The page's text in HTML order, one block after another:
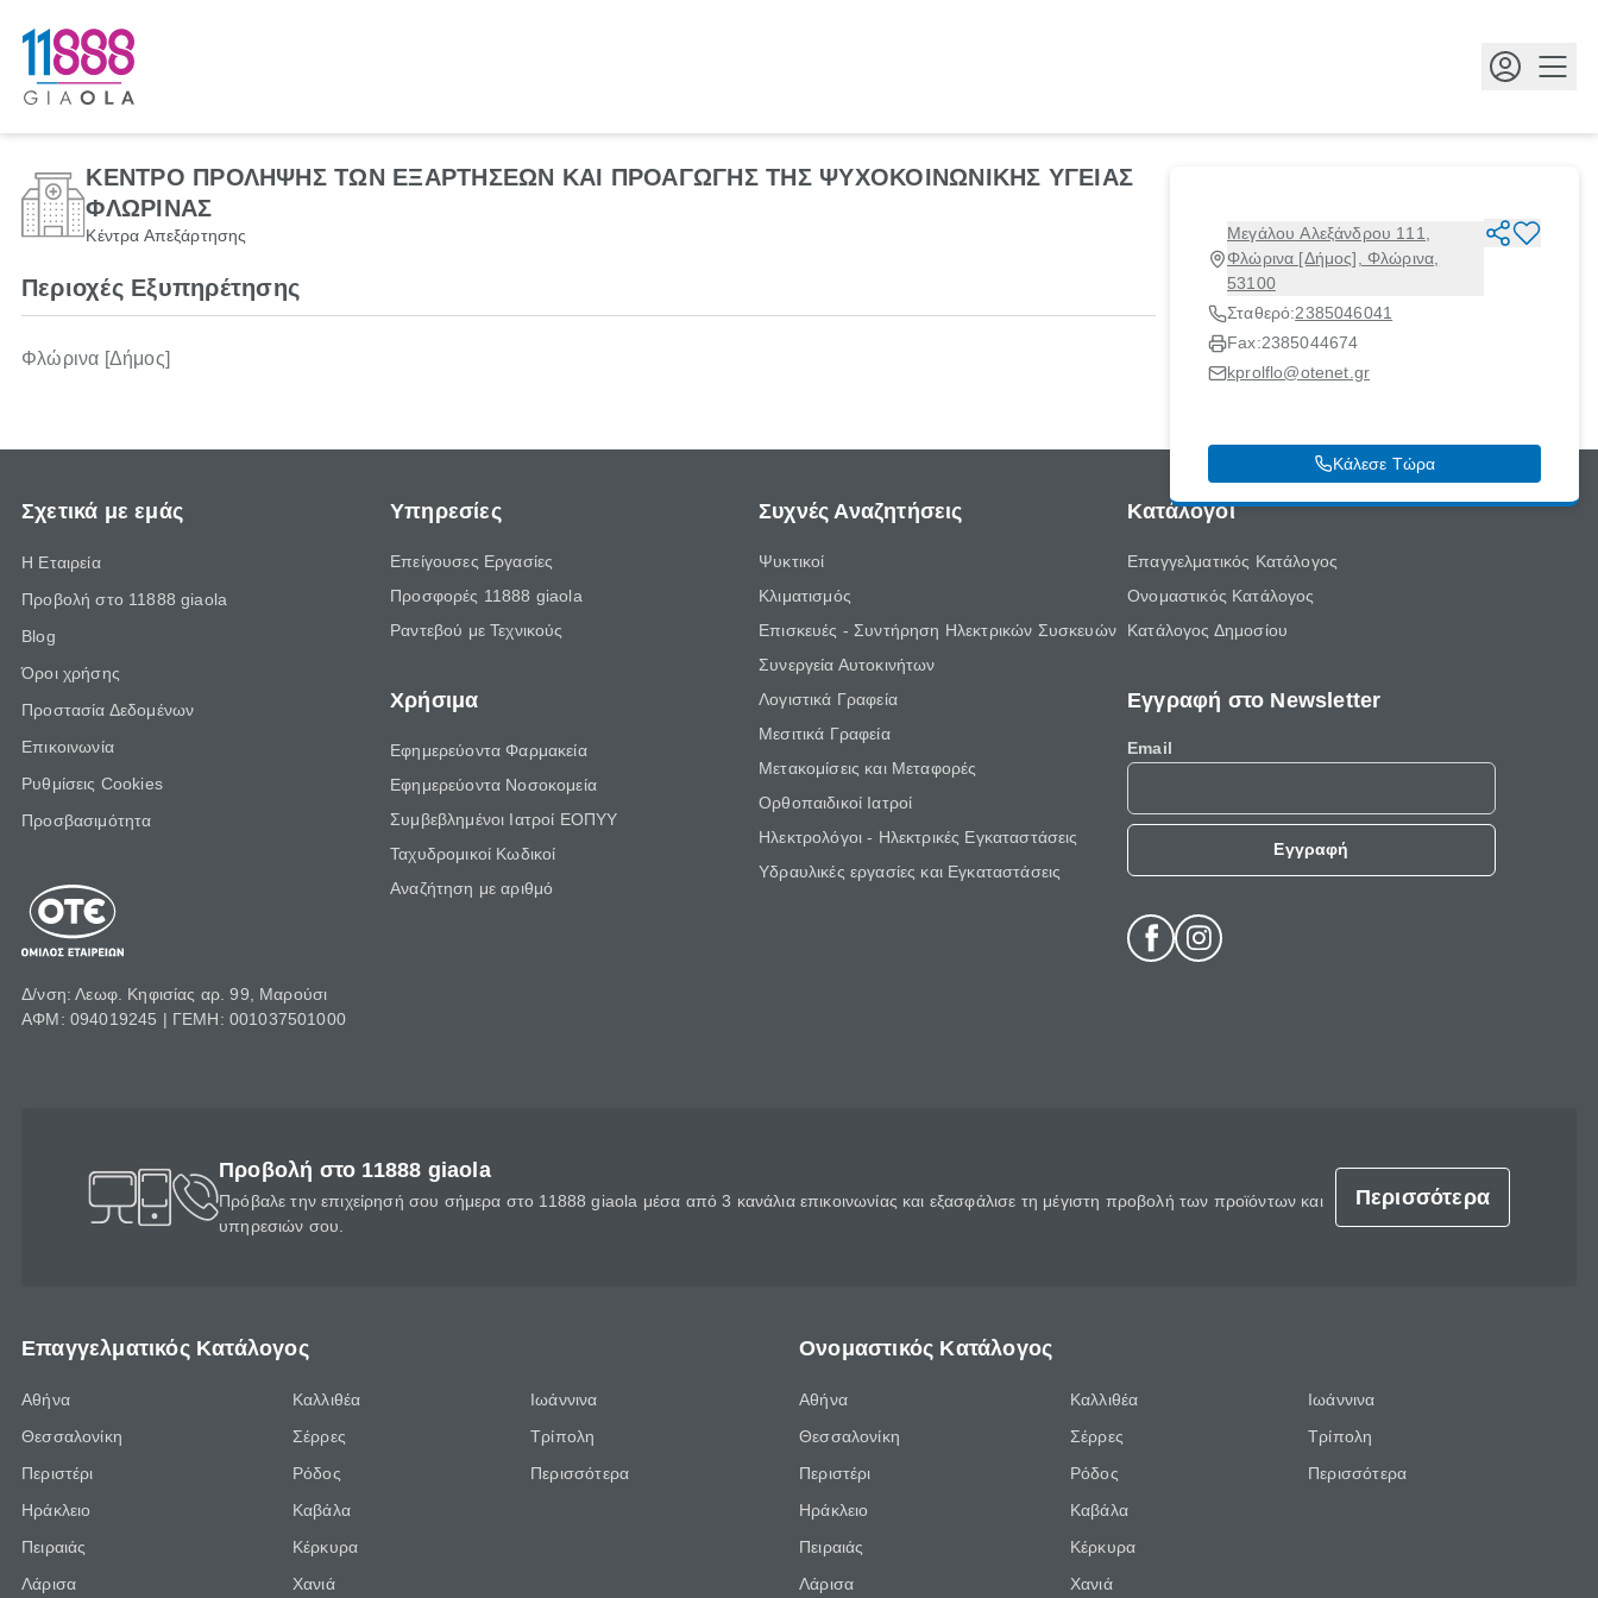
ΚΕΝΤΡΟ ΠΡΟΛΗΨΗΣ ΤΩΝ ΕΞΑΡΤΗΣΕΩΝ ΚΑΙ ΠΡΟΑΓΩΓΗΣ ΤΗΣ ΨΥΧΟΚΟΙΝΩΝΙΚΗΣ ΥΓΕΙΑΣ
ΦΛΩΡΙΝΑΣ
Κέντρα Απεξάρτησης
Μεγάλου Αλεξάνδρου 111,
Φλώρινα [Δήμος], Φλώρινα,
53100
Σταθερό:2385046041
Fax:2385044674
kprolflo@otenet.gr
Κάλεσε Τώρα
Περιοχές Εξυπηρέτησης
Φλώρινα [Δήμος]
Σχετικά με εμάς
Η Εταιρεία
Προβολή στο 11888 giaola
Blog
Όροι χρήσης
Προστασία Δεδομένων
Επικοινωνία
Ρυθμίσεις Cookies
Προσβασιμότητα
Δ/νση: Λεωφ. Κηφισίας αρ. 99, Μαρούσι
ΑΦΜ: 094019245 | ΓΕΜΗ: 001037501000
Υπηρεσίες
Επείγουσες Εργασίες
Προσφορές 11888 giaola
Ραντεβού με Τεχνικούς
Χρήσιμα
Εφημερεύοντα Φαρμακεία
Εφημερεύοντα Νοσοκομεία
Συμβεβλημένοι Ιατροί ΕΟΠΥΥ
Ταχυδρομικοί Κωδικοί
Αναζήτηση με αριθμό
Συχνές Αναζητήσεις
Ψυκτικοί
Κλιματισμός
Επισκευές - Συντήρηση Ηλεκτρικών Συσκευών
Συνεργεία Αυτοκινήτων
Λογιστικά Γραφεία
Μεσιτικά Γραφεία
Μετακομίσεις και Μεταφορές
Ορθοπαιδικοί Ιατροί
Ηλεκτρολόγοι - Ηλεκτρικές Εγκαταστάσεις
Υδραυλικές εργασίες και Εγκαταστάσεις
Κατάλογοι
Επαγγελματικός Κατάλογος
Ονομαστικός Κατάλογος
Κατάλογος Δημοσίου
Εγγραφή στο Newsletter
Email
Εγγραφή
Προβολή στο 11888 giaola
Πρόβαλε την επιχείρησή σου σήμερα στο 11888 giaola μέσα από 3 κανάλια επικοινωνίας και εξασφάλισε τη μέγιστη προβολή των προϊόντων και
υπηρεσιών σου.
Περισσότερα
Επαγγελματικός Κατάλογος
Αθήνα
Θεσσαλονίκη
Περιστέρι
Ηράκλειο
Πειραιάς
Λάρισα
Καλλιθέα
Σέρρες
Ρόδος
Καβάλα
Κέρκυρα
Χανιά
Ιωάννινα
Τρίπολη
Περισσότερα
Ονομαστικός Κατάλογος
Αθήνα
Θεσσαλονίκη
Περιστέρι
Ηράκλειο
Πειραιάς
Λάρισα
Καλλιθέα
Σέρρες
Ρόδος
Καβάλα
Κέρκυρα
Χανιά
Ιωάννινα
Τρίπολη
Περισσότερα